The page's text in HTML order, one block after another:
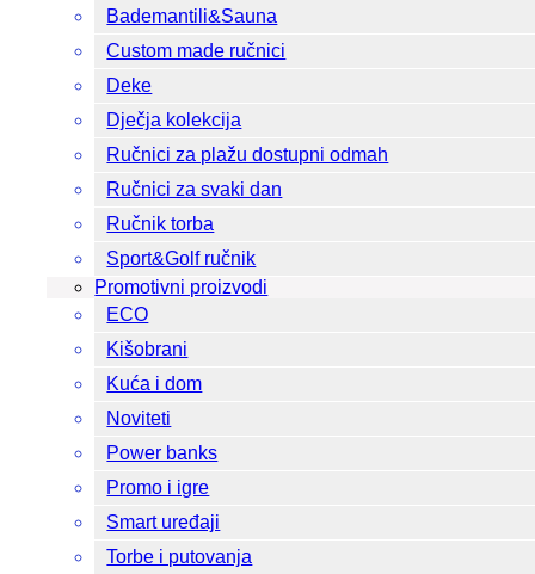
Bademantili&Sauna
Custom made ručnici
Deke
Dječja kolekcija
Ručnici za plažu dostupni odmah
Ručnici za svaki dan
Ručnik torba
Sport&Golf ručnik
Promotivni proizvodi
ECO
Kišobrani
Kuća i dom
Noviteti
Power banks
Promo i igre
Smart uređaji
Torbe i putovanja